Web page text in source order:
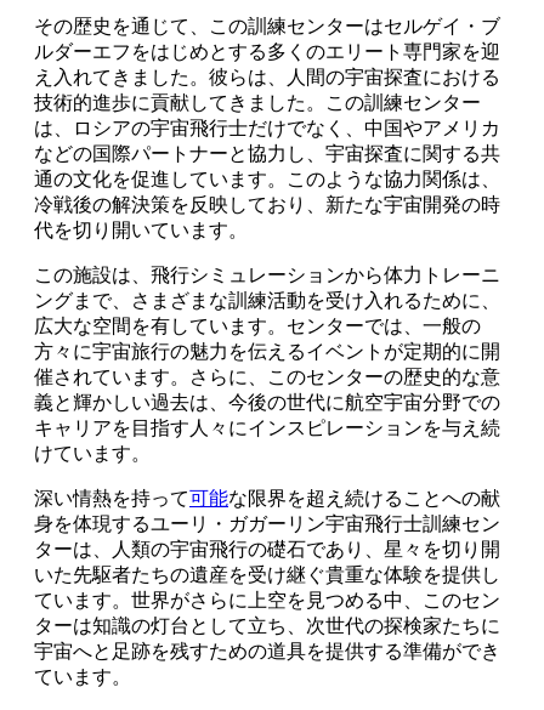
その歴史を通じて、この訓練センターはセルゲイ・ブ
ルダーエフをはじめとする多くのエリート専門家を迎
え入れてきました。彼らは、人間の宇宙探査における
技術的進歩に貢献してきました。この訓練センター
は、ロシアの宇宙飛行士だけでなく、中国やアメリカ
などの国際パートナーと協力し、宇宙探査に関する共
通の文化を促進しています。このような協力関係は、
冷戦後の解決策を反映しており、新たな宇宙開発の時
代を切り開いています。
この施設は、飛行シミュレーションから体力トレーニ
ングまで、さまざまな訓練活動を受け入れるために、
広大な空間を有しています。センターでは、一般の
方々に宇宙旅行の魅力を伝えるイベントが定期的に開
催されています。さらに、このセンターの歴史的な意
義と輝かしい過去は、今後の世代に航空宇宙分野での
キャリアを目指す人々にインスピレーションを与え続
けています。
深い情熱を持って可能な限界を超え続けることへの献
身を体現するユーリ・ガガーリン宇宙飛行士訓練セン
ターは、人類の宇宙飛行の礎石であり、星々を切り開
いた先駆者たちの遺産を受け継ぐ貴重な体験を提供し
ています。世界がさらに上空を見つめる中、このセン
ターは知識の灯台として立ち、次世代の探検家たちに
宇宙へと足跡を残すための道具を提供する準備ができ
ています。